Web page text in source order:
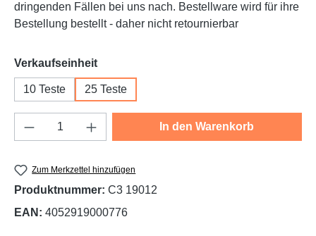
dringenden Fällen bei uns nach. Bestellware wird für ihre
Bestellung bestellt - daher nicht retournierbar
Verkaufseinheitauswählen
10 Teste 25 Teste
Produkt Anzahl: Gib den gewünschten
In den Warenkorb
Zum Merkzettel hinzufügen
Produktnummer: C3 19012
EAN: 4052919000776